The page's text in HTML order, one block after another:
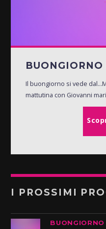
Il buongiorno si vede
mattutina con Giovanni
I PROSSIMI